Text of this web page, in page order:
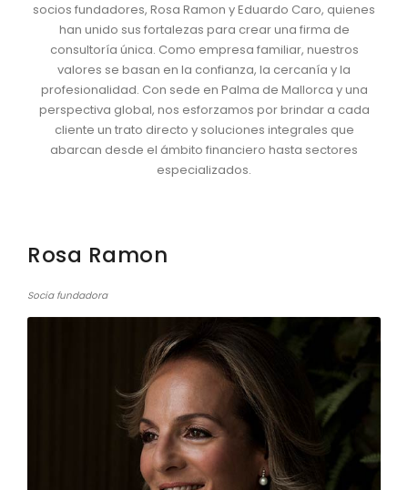
socios fundadores, Rosa Ramon y Eduardo Caro, quienes
han unido sus fortalezas para crear una firma de
consultoría única. Como empresa familiar, nuestros
valores se basan en la confianza, la cercanía y la
profesionalidad. Con sede en Palma de Mallorca y una
perspectiva global, nos esforzamos por brindar a cada
cliente un trato directo y soluciones integrales que
abarcan desde el ámbito financiero hasta sectores
especializados.
Rosa Ramon
Socia fundadora